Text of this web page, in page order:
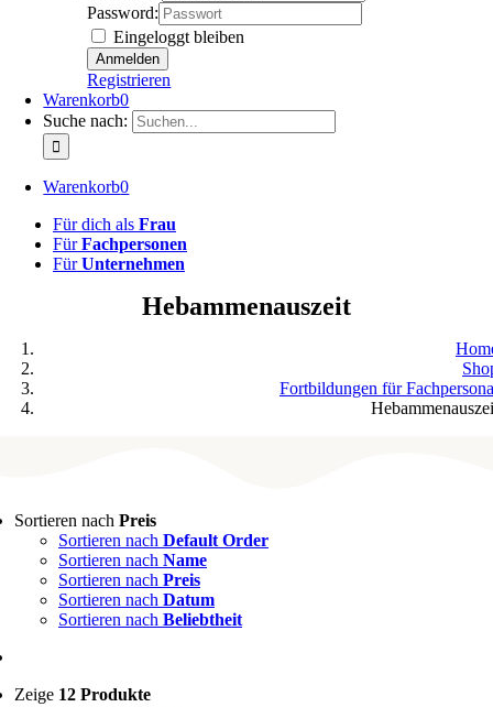
Password:
Eingeloggt bleiben
Registrieren
Warenkorb0
Suche nach:
Warenkorb0
Für dich als Frau
FürFachpersonen
FürUnternehmen
Hebammenauszeit
Fortbildungen für
Sortieren nach Preis
Sortieren nach Default Order
Sortieren nach Name
Sortieren nach Preis
Sortieren nach Datum
Sortieren nach Beliebtheit
Zeige 12 Produkte